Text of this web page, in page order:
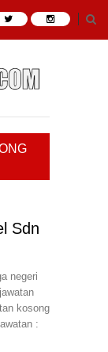
Sdn
negeri
kosong
: